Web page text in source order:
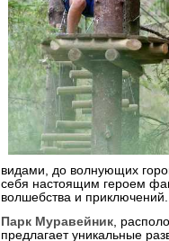
видами, до волнующих
себя настоящим героем
волшебства и приключений.
Парк Муравейник,
предлагает уникальные